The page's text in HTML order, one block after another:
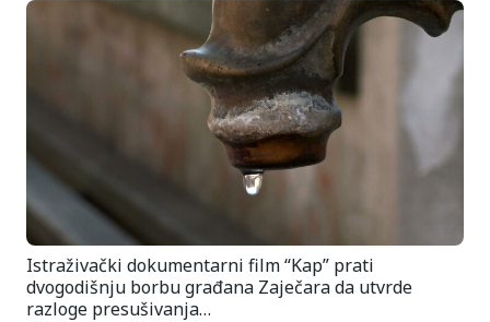
Istraživački dokumentarni film “Kap” prati
dvogodišnju borbu građana Zaječara da utvrde
razloge presušivanja…